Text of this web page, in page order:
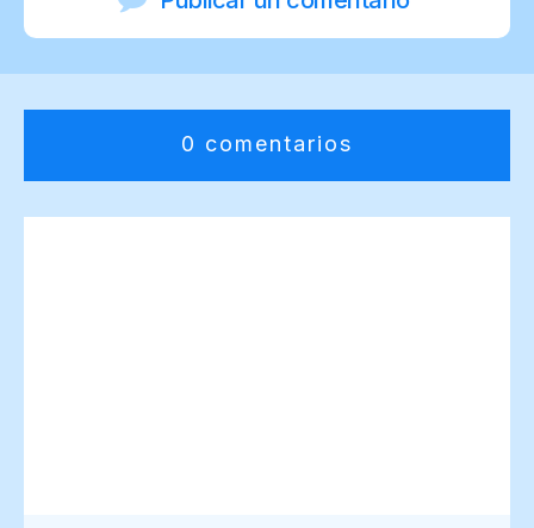
0 comentarios